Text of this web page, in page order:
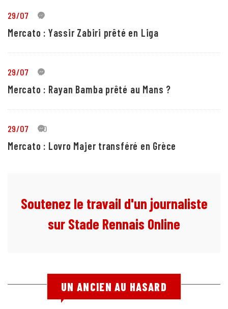
29/07 5
Mercato : Yassir Zabiri prêté en Liga
29/07 1
Mercato : Rayan Bamba prêté au Mans ?
29/07 10
Mercato : Lovro Majer transféré en Grèce
Soutenez le travail d'un journaliste
sur Stade Rennais Online
UN ANCIEN AU HASARD